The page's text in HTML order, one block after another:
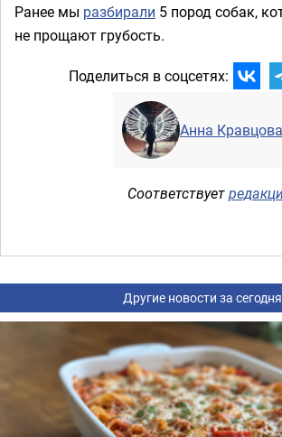
Ранее мы разбирали 5 пород собак,
не прощают грубость.
Поделиться в соцсетях:
Анна Кравцова
Соответствует
Другие новости за сегодня